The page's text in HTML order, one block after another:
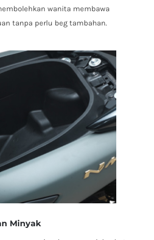
wanita membawa
tanpa perlu beg tambahan.
Minyak